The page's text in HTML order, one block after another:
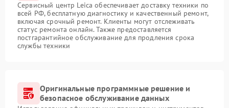
Сервисный центр Leica обеспечивает доставку техники по
всей РФ, бесплатную диагностику и качественный ремонт,
включая срочный ремонт. Клиенты могут отслеживать
статус ремонта онлайн. Также предоставляется
постгарантийное обслуживание для продления срока
службы техники
Оригинальные программные решение и
безопасное обслуживание данных